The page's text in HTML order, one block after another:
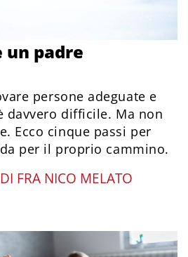
un padre
persone adeguate e
davvero difficile. Ma non
Ecco cinque passi per
per il proprio cammino.
DI FRA NICO MELATO